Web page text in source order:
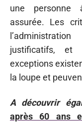
une personne
assurée. Les
justificatifs, et
exceptions
la loupe et
A découvrir
après 60 ans